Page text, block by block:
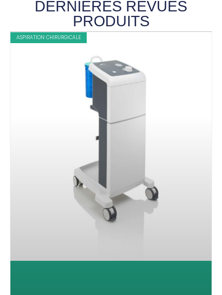
DERNIÈRES REVUES
PRODUITS
ASPIRATION CHIRURGICALE
Je certifie être un professionnel de
santé et accepte la politique de
confidentialité